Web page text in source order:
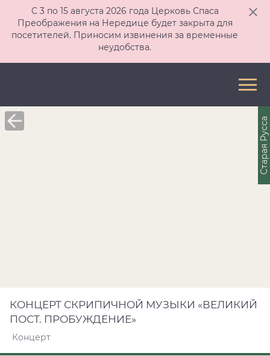
С 3 по 15 августа 2026 года Церковь Спаса
Преображения на Нередице будет закрыта для
посетителей. Приносим извинения за временные
неудобства.
КОНЦЕРТ СКРИПИЧНОЙ МУЗЫКИ «ВЕЛИКИЙ
ПОСТ. ПРОБУЖДЕНИЕ»
Концерт
Старая Русса